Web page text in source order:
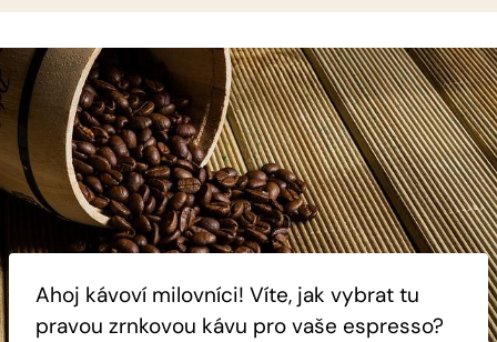
Ahoj kávoví milovníci! Víte, jak vybrat tu
pravou zrnkovou kávu pro vaše espresso?